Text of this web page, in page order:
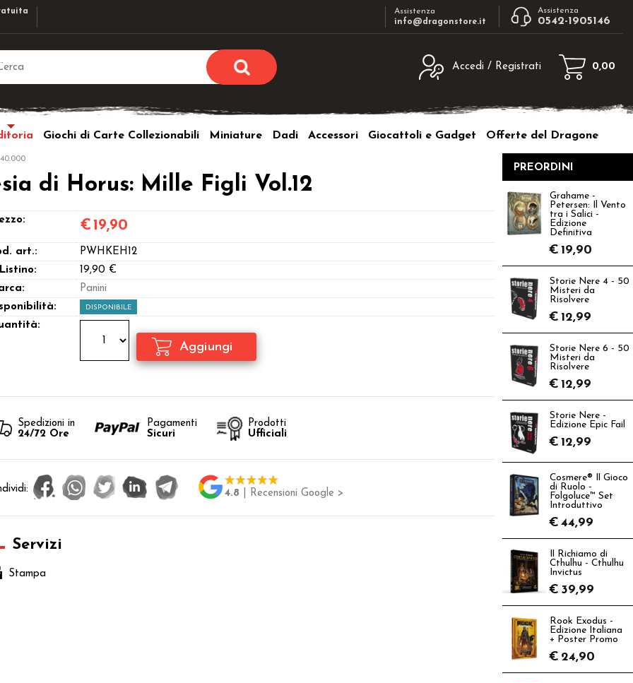
Assistenza
info@dragonstore.it
Assistenza
0542-1905146
Accedi / Registrati
utente e la password e poi clicca sul
Nome utente:
Password:
sito clicca sul pulsante "Registrati"
0,00
Giochi di Carte Collezionabili Miniature Dadi Accessori Giocattoli e Gadget Offerte del Dragone
di Horus: Mille Figli Vol.12
€ 19,90
art.:
PWHKEH12
Listino:
19,90 €
Panini
DISPONIBILE
Spedizioni in
24/72 Ore
Pagamenti
Sicuri
Prodotti
Ufficiali
4.8 | Recensioni Google >
Servizi
Stampa
PREORDINI
Grahame -
Petersen: Il Vento
tra i Salici -
Edizione
Definitiva
€ 19,90
Storie Nere 4 - 50
Misteri da
Risolvere
€ 12,99
Storie Nere 6 - 50
Misteri da
Risolvere
€ 12,99
Storie Nere -
Edizione Epic Fail
€ 12,99
Cosmere® Il Gioco
di Ruolo -
Folgoluce™ Set
Introduttivo
€ 44,99
Il Richiamo di
Cthulhu - Cthulhu
Invictus
€ 39,99
Rook Exodus -
Edizione Italiana
+ Poster Promo
€ 24,90